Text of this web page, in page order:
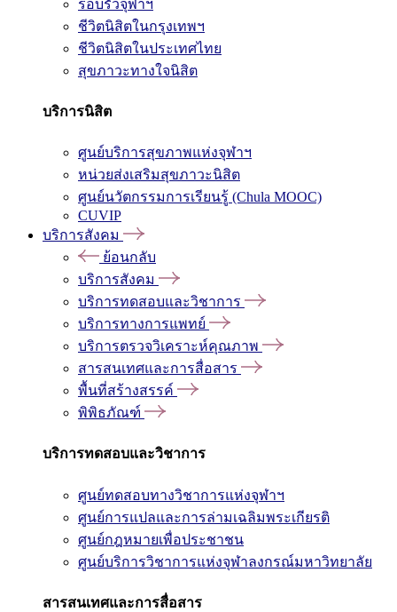
รอบรั้วจุฬาฯ
ชีวิตนิสิตในกรุงเทพฯ
ชีวิตนิสิตในประเทศไทย
สุขภาวะทางใจนิสิต
บริการนิสิต
ศูนย์บริการสุขภาพแห่งจุฬาฯ
หน่วยส่งเสริมสุขภาวะนิสิต
ศูนย์นวัตกรรมการเรียนรู้ (Chula MOOC)
CUVIP
บริการสังคม
ย้อนกลับ
บริการสังคม
บริการทดสอบและวิชาการ
บริการทางการแพทย์
บริการตรวจวิเคราะห์คุณภาพ
สารสนเทศและการสื่อสาร
พื้นที่สร้างสรรค์
พิพิธภัณฑ์
บริการทดสอบและวิชาการ
ศูนย์ทดสอบทางวิชาการแห่งจุฬาฯ
ศูนย์การแปลและการล่ามเฉลิมพระเกียรติ
ศูนย์กฎหมายเพื่อประชาชน
ศูนย์บริการวิชาการแห่งจุฬาลงกรณ์มหาวิทยาลัย
สารสนเทศและการสื่อสาร